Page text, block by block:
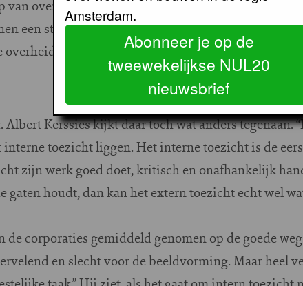
overheidszorg, zoals dat ook geldt voor
een stringent extern toezicht. Dat hoeft bij
moet altijd controle blijven uitoefenen.”
Kerssies kijkt daar toch wat anders tegenaan.
toezicht liggen. Het interne toezicht is de
zijn werk goed doet, kritisch en onafhankelijk
gaten houdt, dan kan het extern toezicht echt wel
de corporaties gemiddeld genomen op de goede
en slecht voor de beeldvorming. Maar heel
Amsterdam.
Abonneer je op de
tweewekelijkse NUL20
nieuwsbrief